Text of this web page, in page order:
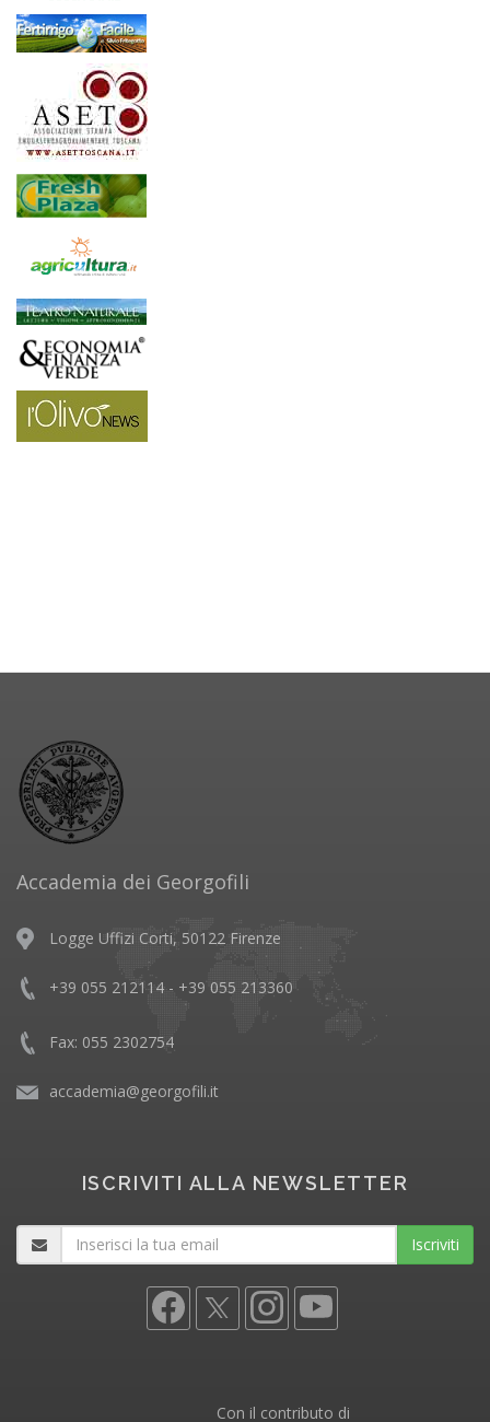
Accademia dei Georgofili
Logge Uffizi Corti, 50122 Firenze
+39 055 212114 - +39 055 213360
Fax: 055 2302754
accademia@georgofili.it
ISCRIVITI ALLA NEWSLETTER
Iscriviti
Con il contributo di